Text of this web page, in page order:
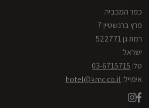
כפר המכביה
פרץ ברנשטיין 7
רמת גן 522771
ישראל
טל: 03-6715715
אימייל: hotel@kmc.co.il
ל